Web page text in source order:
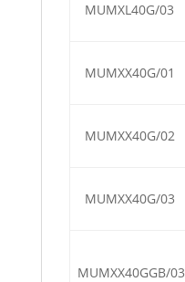
MUMXL40G/03
MUMXX40G/01
MUMXX40G/02
MUMXX40G/03
MUMXX40GGB/03